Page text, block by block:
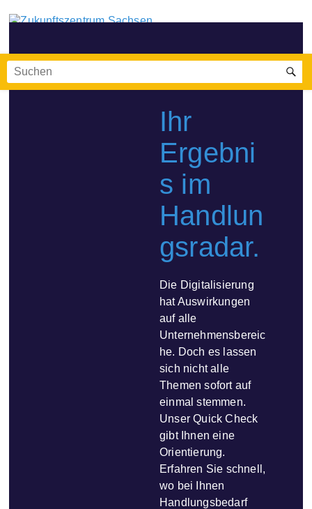
Ihr
Ergebni
s im
Handlun
gsradar.
Die Digitalisierung
hat Auswirkungen
auf alle
Unternehmensbereic
he. Doch es lassen
sich nicht alle
Themen sofort auf
einmal stemmen.
Unser Quick Check
gibt Ihnen eine
Orientierung.
Erfahren Sie schnell,
wo bei Ihnen
Handlungsbedarf